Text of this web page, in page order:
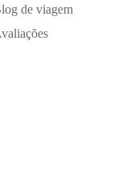
de viagem